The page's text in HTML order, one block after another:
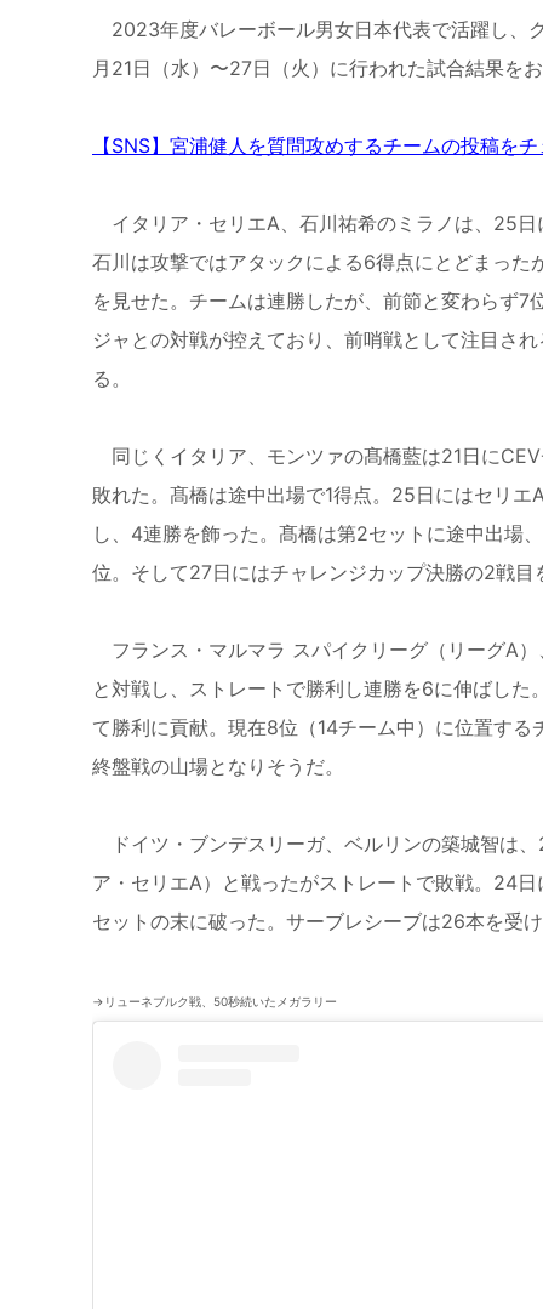
2023年度バレーボール男女日本代表で活躍し、
月21日（水）〜27日（火）に行われた試合結果を
【SNS】宮浦健人を質問攻めするチームの投稿を
イタリア・セリエA、石川祐希のミラノは、25
石川は攻撃ではアタックによる6得点にとどまっ
を見せた。チームは連勝したが、前節と変わらず
ジャとの対戦が控えており、前哨戦として注目さ
る。
同じくイタリア、モンツァの髙橋藍は21日に
敗れた。髙橋は途中出場で1得点。25日にはセリ
し、4連勝を飾った。髙橋は第2セットに途中出場
位。そして27日にはチャレンジカップ決勝の2戦
フランス・マルマラ スパイクリーグ（リーグA
と対戦し、ストレートで勝利し連勝を6に伸ばし
て勝利に貢献。現在8位（14チーム中）に位置す
終盤戦の山場となりそうだ。
ドイツ・ブンデスリーガ、ベルリンの築城智は
ア・セリエA）と戦ったがストレートで敗戦。24
セットの末に破った。サーブレシーブは26本を受
→リューネブルク戦、50秒続いたメガラリー